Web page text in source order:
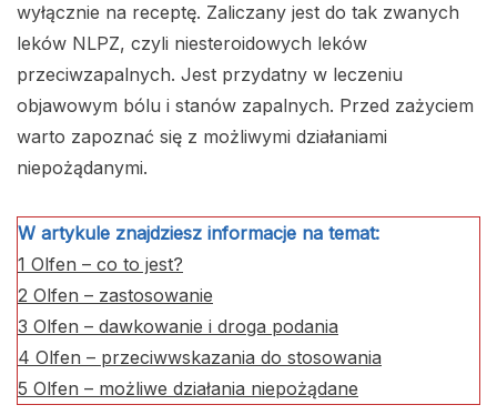
wyłącznie na receptę. Zaliczany jest do tak zwanych
leków NLPZ, czyli niesteroidowych leków
przeciwzapalnych. Jest przydatny w leczeniu
objawowym bólu i stanów zapalnych. Przed zażyciem
warto zapoznać się z możliwymi działaniami
niepożądanymi.
W artykule znajdziesz informacje na temat:
1 Olfen – co to jest?
2 Olfen – zastosowanie
3 Olfen – dawkowanie i droga podania
4 Olfen – przeciwwskazania do stosowania
5 Olfen – możliwe działania niepożądane